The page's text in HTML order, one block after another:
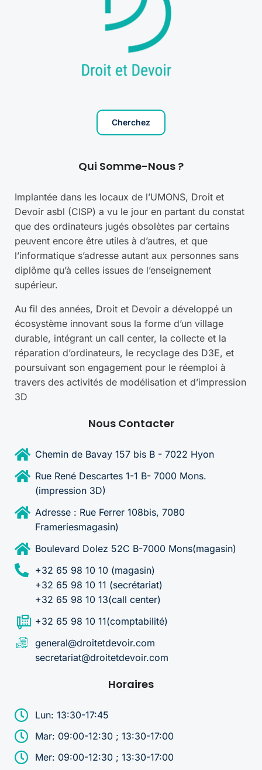
Cherchez
Qui Somme-Nous ?
Implantée dans les locaux de l’UMONS, Droit et
Devoir asbl (CISP) a vu le jour en partant du constat
que des ordinateurs jugés obsolètes par certains
peuvent encore être utiles à d’autres, et que
l’informatique s’adresse autant aux personnes sans
diplôme qu’à celles issues de l’enseignement
supérieur.
Au fil des années, Droit et Devoir a développé un
écosystème innovant sous la forme d’un village
durable, intégrant un call center, la collecte et la
réparation d’ordinateurs, le recyclage des D3E, et
poursuivant son engagement pour le réemploi à
travers des activités de modélisation et d’impression
3D
Nous Contacter
Chemin de Bavay 157 bis B - 7022 Hyon
Rue René Descartes 1-1 B- 7000 Mons.
(impression 3D)
Adresse : Rue Ferrer 108bis, 7080
Frameriesmagasin)
Boulevard Dolez 52C B-7000 Mons(magasin)
+32 65 98 10 10 (magasin)
+32 65 98 10 11 (secrétariat)
+32 65 98 10 13(call center)
+32 65 98 10 11(comptabilité)
general@droitetdevoir.com
secretariat@droitetdevoir.com
Horaires
Lun: 13:30-17:45
Mar: 09:00-12:30 ; 13:30-17:00
Mer: 09:00-12:30 ; 13:30-17:00